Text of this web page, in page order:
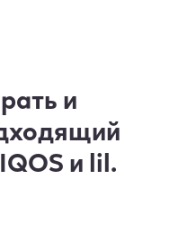
и
и lil.